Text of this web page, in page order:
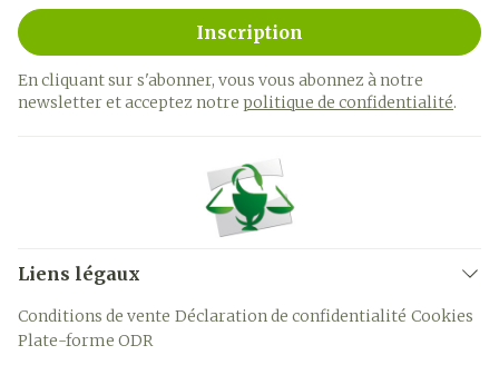
Inscription
En cliquant sur s'abonner, vous vous abonnez à notre
newsletter et acceptez notre politique de confidentialité.
Liens légaux
Conditions de vente Déclaration de confidentialité Cookies
Plate-forme ODR